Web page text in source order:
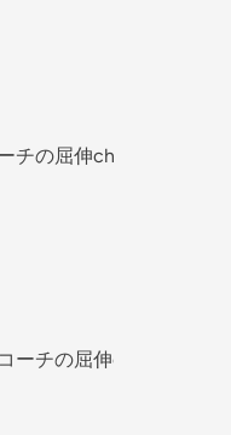
チの屈伸ch
ーチの屈伸ch